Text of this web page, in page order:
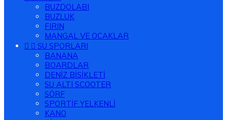
BUZDOLABI
BUZLUK
FIRIN
MANGAL VE OCAKLAR
  SU SPORLARI
BANANA
BOARDLAR
DENİZ BİSİKLETİ
SU ALTI SCOOTER
SÖRF
SPORTİF YELKENLİ
KANO